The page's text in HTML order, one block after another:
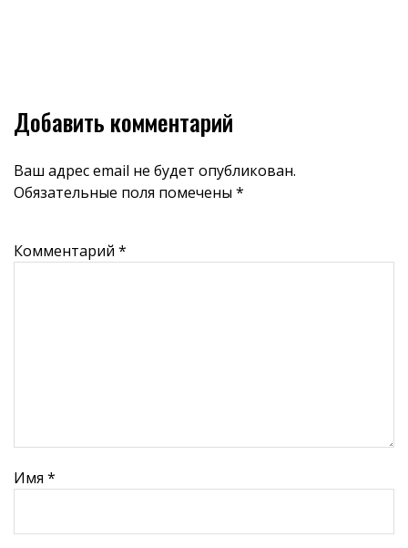
Добавить комментарий
Ваш адрес email не будет опубликован.
Обязательные поля помечены *
Комментарий *
Имя *